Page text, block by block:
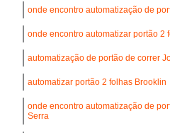
onde encontro automatização de
onde encontro automatizar portão 2
automatização de portão de correr
automatizar portão 2 folhas Brooklin
onde encontro automatização de
Serra